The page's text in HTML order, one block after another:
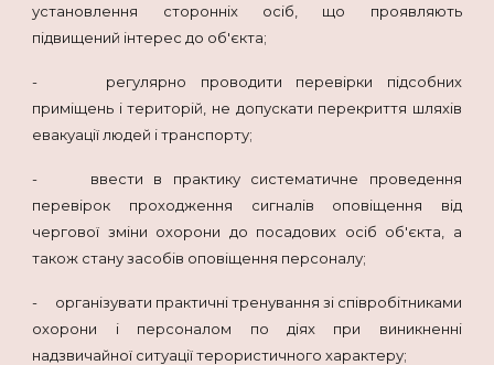
установлення сторонніх осіб, що проявляють
підвищений інтерес до об'єкта;
- регулярно проводити перевірки підсобних
приміщень і територій, не допускати перекриття шляхів
евакуації людей і транспорту;
- ввести в практику систематичне проведення
перевірок проходження сигналів оповіщення від
чергової зміни охорони до посадових осіб об'єкта, а
також стану засобів оповіщення персоналу;
- організувати практичні тренування зі співробітниками
охорони і персоналом по діях при виникненні
надзвичайної ситуації терористичного характеру;